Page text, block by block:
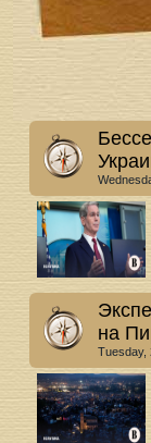
на
Tuesday,